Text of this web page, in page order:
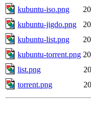
kubuntu-iso.png
kubuntu-jigdo.png
kubuntu-list.png
kubuntu-torrent.png
list.png
torrent.png